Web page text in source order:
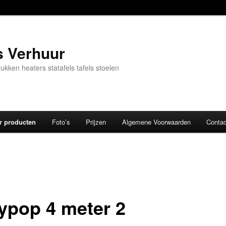
Verhuur
heaters statafels tafels stoelen
producten Foto’s Prijzen Algemene Voorwaarden
4 meter 2